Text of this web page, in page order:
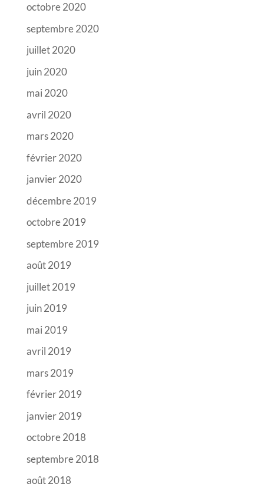
octobre 2020
septembre 2020
juillet 2020
juin 2020
mai 2020
avril 2020
mars 2020
février 2020
janvier 2020
décembre 2019
octobre 2019
septembre 2019
août 2019
juillet 2019
juin 2019
mai 2019
avril 2019
mars 2019
février 2019
janvier 2019
octobre 2018
septembre 2018
août 2018